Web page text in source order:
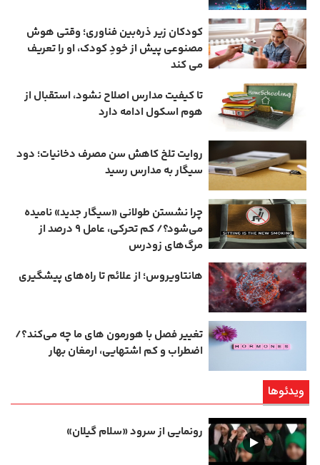
کودکان زیر ذره‌بین فناوری؛ وقتی هوش
مصنوعی پیش از خودِ کودک، او را تعریف
می ‌کند
تا کیفیت مدارس اصلاح نشود، استقبال از
هوم ‌اسکول ادامه دارد
روایت تلخ کاهش سن مصرف دخانیات؛ دود
سیگار به مدارس رسید
چرا نشستن طولانی «سیگار جدید» نامیده
می‌شود؟/ کم‌ تحرکی، عامل ۹ درصد از
مرگ‌های زودرس
هانتاویروس؛ از علائم تا راه‌های پیشگیری
تغییر فصل با هورمون‌ های ما چه می‌کند؟/
اضطراب و کم‌ اشتهایی، ارمغان بهار
ویدئوها
رونمایی از سرود «سلام گیلان»